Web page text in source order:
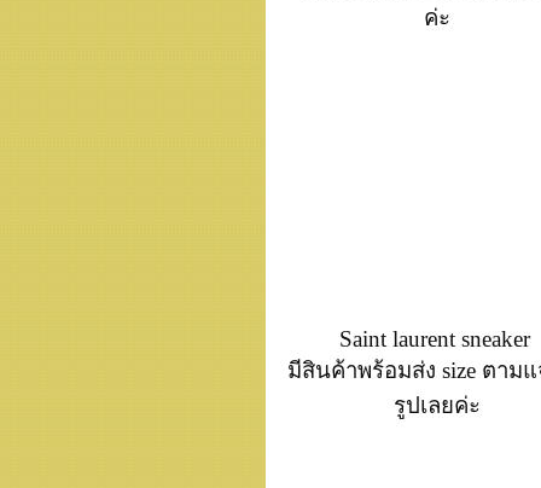
ค่ะ
Saint laurent sneaker
มีสินค้าพร้อมส่ง size ตาม
รูปเลยค่ะ